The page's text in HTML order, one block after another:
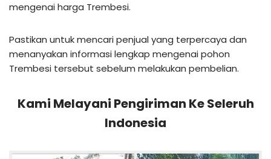
mengenai harga Trembesi.
Pastikan untuk mencari penjual yang terpercaya dan
menanyakan informasi lengkap mengenai pohon
Trembesi tersebut sebelum melakukan pembelian.
Kami Melayani Pengiriman Ke Seleruh
Indonesia